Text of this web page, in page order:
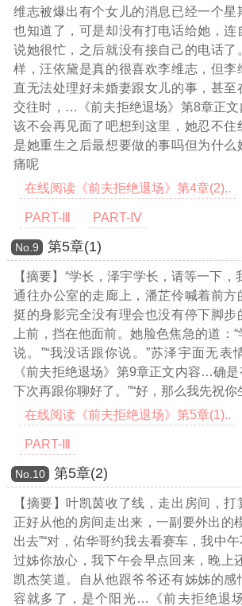
维志被爆出有个女儿的消息已经一个星
也知道了，可是却没有打电话给她，连
说她很忙，之后就没有接自己的电话了
样，汪依黛是真的很喜欢李维志，但李
直无法处理好未婚妻跟女儿的事，甚至
交往时， …《前夫拒绝退场》第8章正
该不会再见面了吧想到这里，她忍不住
是她重生之后最想要做的事吗但为什么
痛呢
在线阅读《前夫拒绝退场》第4章(2)..
PART-Ⅲ PART-Ⅳ
Νο.9 第5章(1)
【摘要】“学长，泽宇学长，请等一下，
通往办公室的走廊上，潘芷伶喊着前方
挺的身影完全没有理会也没有停下脚步
上前，挡在他面前。她脸色焦急的道：
说。”“我没话跟你说。”苏泽宇面无表
《前夫拒绝退场》第9章正文内容…确是
下次再跟你聊好了。”“好，那么我先祝你
在线阅读《前夫拒绝退场》第5章(1)..
PART-Ⅲ
Νο.10 第5章(2)
【摘要】叶凯茵收了线，走出房间，
正好从他的房间走出来，一副要外出的
出去”“对，佑华哥约我去看赛车，我中
过姊你放心，我下午会早点回来，晚上
凯杰笑道。自从他跟爷爷还有姊姊的感
容就多了，是个阳光…《前夫拒绝退